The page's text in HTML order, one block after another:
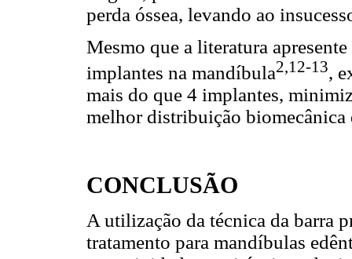
perda óssea, levando ao
Mesmo que a literatura
implantes na mandíbula2,12-13,
mais do que 4 implantes,
melhor distribuição biomecânica
CONCLUSÃO
A utilização da técnica da barra
tratamento para mandíbulas